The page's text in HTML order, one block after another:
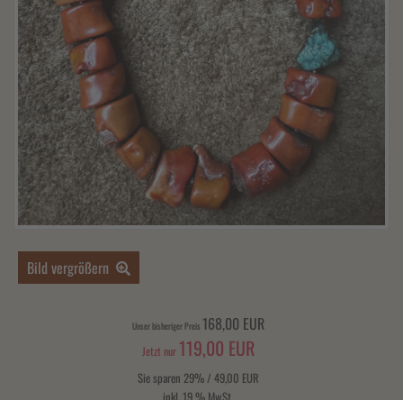
Bild vergrößern
Unser bisheriger Preis 168,00 EUR
Jetzt nur 119,00 EUR
Sie sparen 29% / 49,00 EUR